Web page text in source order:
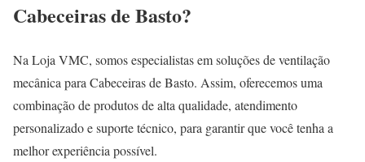
Cabeceiras de Basto?
Na Loja VMC, somos especialistas em soluções de ventilação
mecânica para Cabeceiras de Basto. Assim, oferecemos uma
combinação de produtos de alta qualidade, atendimento
personalizado e suporte técnico, para garantir que você tenha a
melhor experiência possível.